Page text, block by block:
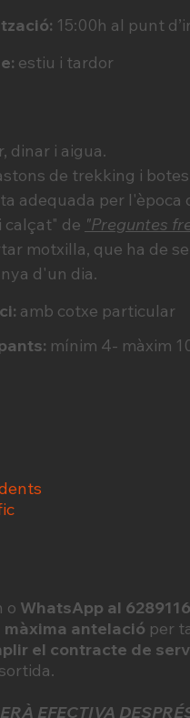
15:00h al punt
estiu i tardor
dinar i aigua.
de trekking i
adequada per
calçat" de "Preguntes
motxilla, que ha de
d'un dia.
amb cotxe particular
mínim 4- màxim
o WhatsApp al
màxima antelació per
el contracte de
EFECTIVA